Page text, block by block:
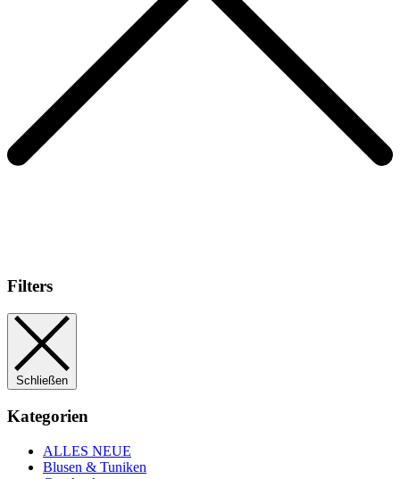
Filters
Schließen
Kategorien
ALLES NEUE
Blusen & Tuniken